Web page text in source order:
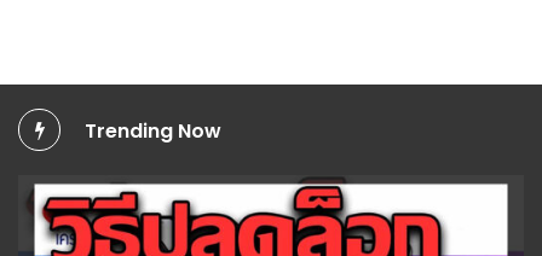
Trending Now